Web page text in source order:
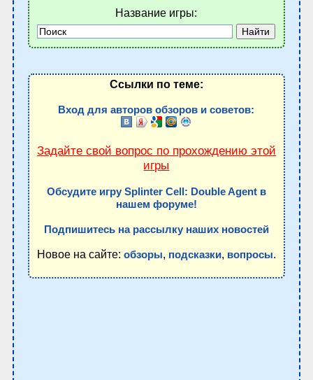
Название игры:
Ссылки по теме:
Вход для авторов обзоров и советов:
Задайте свой вопрос по прохождению этой
игры
Обсудите игру Splinter Cell: Double Agent в
нашем форуме!
Подпишитесь на рассылку наших новостей
Новое на сайте: обзоры, подсказки, вопросы.